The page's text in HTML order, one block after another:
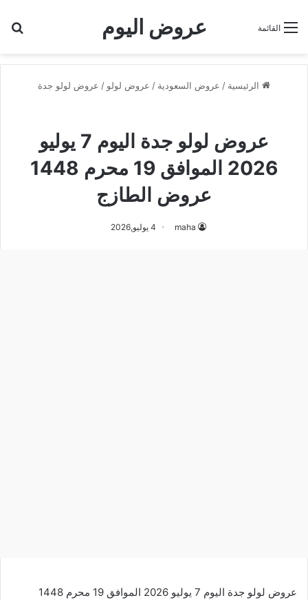
عروض اليوم القائمة
الرئيسية / عروض السعودية / عروض لولو / عروض لولو جدة
عروض لولو جدة اليوم 7 يوليو
2026 الموافق 19 محرم 1448
عروض الطازج
maha 4 يوليو,2026
عروض لولو جدة اليوم 7 يوليو 2026 الموافق 19 محرم 1448